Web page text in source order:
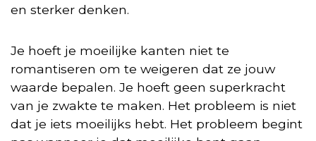
en sterker denken.
Je hoeft je moeilijke kanten niet te
romantiseren om te weigeren dat ze jouw
waarde bepalen. Je hoeft geen superkracht
van je zwakte te maken. Het probleem is niet
dat je iets moeilijks hebt. Het probleem begint